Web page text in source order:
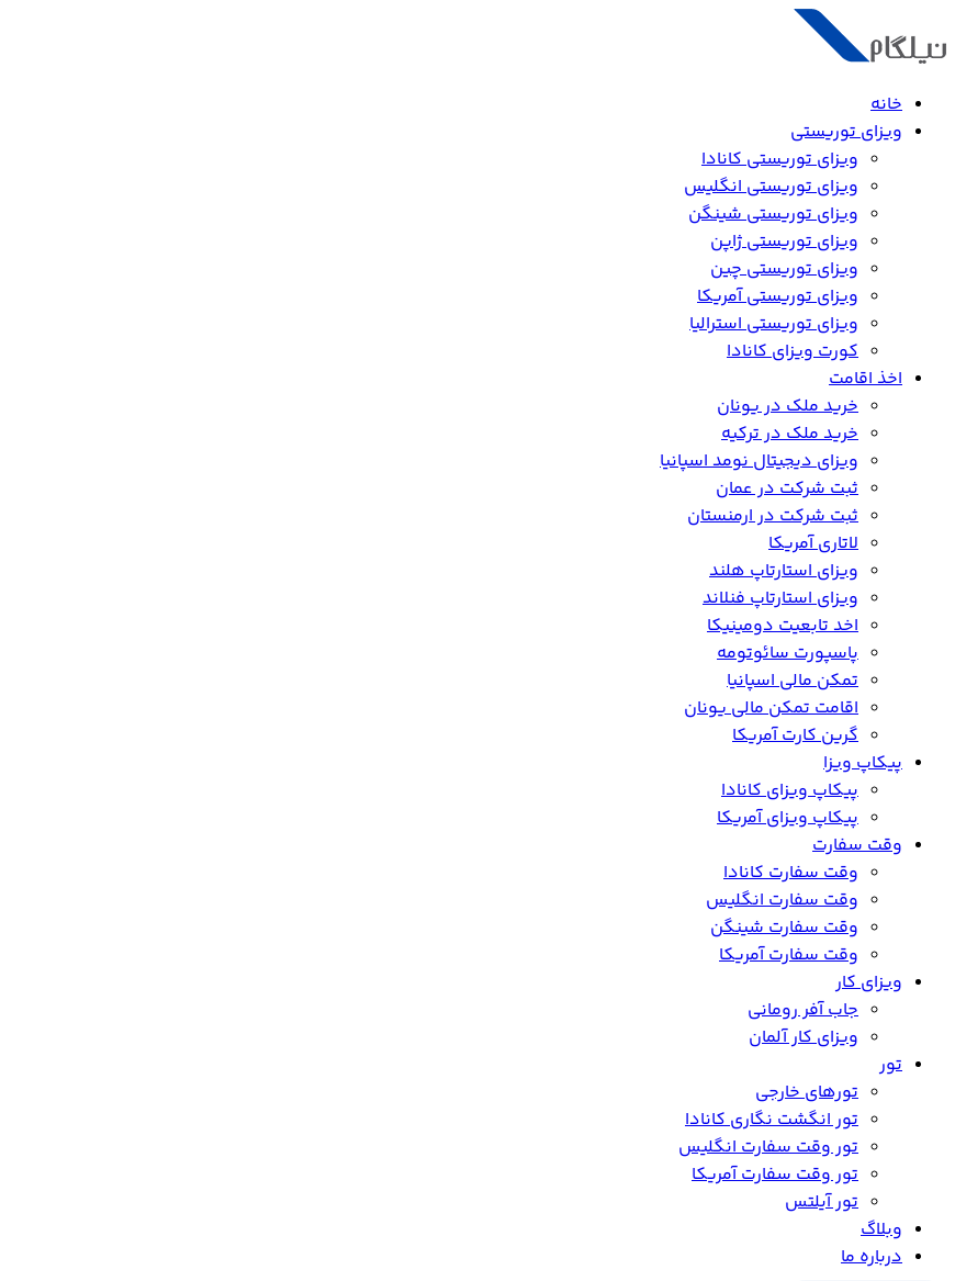
خانه
ویزای توریستی
ویزای توریستی کانادا
ویزای توریستی انگلیس
ویزای توریستی شینگن
ویزای توریستی ژاپن
ویزای توریستی چین
ویزای توریستی آمریکا
ویزای توریستی استرالیا
کورت ویزای کانادا
اخذ اقامت
خرید ملک در یونان
خرید ملک در ترکیه
ویزای دیجیتال نومد اسپانیا
ثبت شرکت در عمان
ثبت شرکت در ارمنستان
لاتاری آمریکا
ویزای استارتاپ هلند
ویزای استارتاپ فنلاند
اخد تابعیت دومینیکا
پاسپورت سائوتومه
تمکن مالی اسپانیا
اقامت تمکن مالی یونان
گرین کارت آمریکا
پیکاپ ویزا
پیکاپ ویزای کانادا
پیکاپ ویزای آمریکا
وقت سفارت
وقت سفارت کانادا
وقت سفارت انگلیس
وقت سفارت شینگن
وقت سفارت آمریکا
ویزای کار
جاب آفر رومانی
ویزای کار آلمان
تور
تورهای خارجی
تور انگشت نگاری کانادا
تور وقت سفارت انگلیس
تور وقت سفارت آمریکا
تور آیلتس
وبلاگ
درباره ما